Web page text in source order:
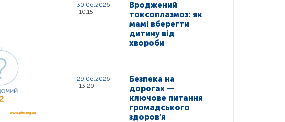
30.06.2026
10:15
Вроджений
токсоплазмоз: як
мамі вберегти
дитину від
хвороби
29.06.2026
13:20
Безпека на
дорогах —
ключове питання
громадського
здоров’я